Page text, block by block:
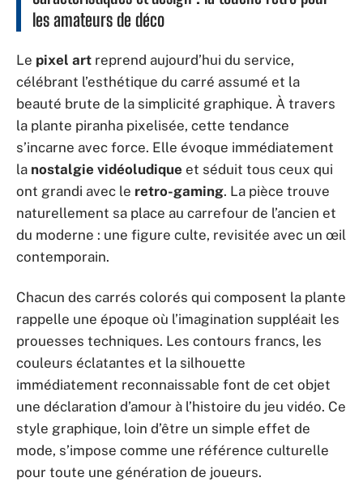
les amateurs de déco
Le pixel art reprend aujourd’hui du service,
célébrant l’esthétique du carré assumé et la
beauté brute de la simplicité graphique. À travers
la plante piranha pixelisée, cette tendance
s’incarne avec force. Elle évoque immédiatement
la nostalgie vidéoludique et séduit tous ceux qui
ont grandi avec le retro-gaming. La pièce trouve
naturellement sa place au carrefour de l’ancien et
du moderne : une figure culte, revisitée avec un œil
contemporain.
Chacun des carrés colorés qui composent la plante
rappelle une époque où l’imagination suppléait les
prouesses techniques. Les contours francs, les
couleurs éclatantes et la silhouette
immédiatement reconnaissable font de cet objet
une déclaration d’amour à l’histoire du jeu vidéo. Ce
style graphique, loin d’être un simple effet de
mode, s’impose comme une référence culturelle
pour toute une génération de joueurs.